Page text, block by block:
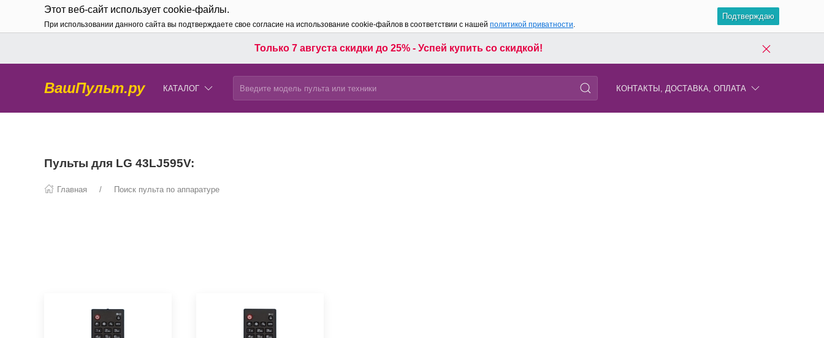
Этот веб-сайт использует cookie-файлы.
При использовании данного сайта вы подтверждаете свое согласие на использование cookie-файлов в соответствии с нашей политикой приватности.
Подтверждаю
Только 7 августа скидки до 25% - Успей купить со скидкой!
ВашПульт.ру КАТАЛОГ КОНТАКТЫ, ДОСТАВКА, ОПЛАТА
Пульты для LG 43LJ595V:
Главная Поиск пульта по аппаратуре